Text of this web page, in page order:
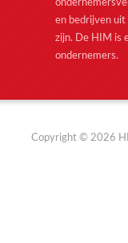
en bedrijven uit
zijn. De HIM is
ondernemers.
Copyright © 2026